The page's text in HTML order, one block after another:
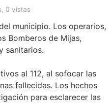
0 vistas
municipio. Los operarios,
Bomberos de Mijas,
sanitarios.
al 112, al sofocar las
fallecidas. Los hechos
para esclarecer las